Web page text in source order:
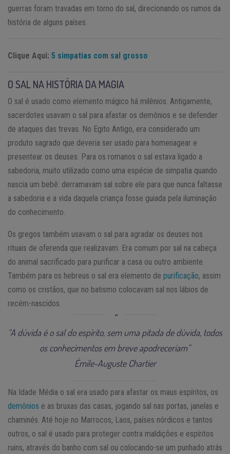
guerras foram travadas em torno do sal, direcionando os rumos da
história de alguns países.
Clique Aqui: 5 simpatias com sal grosso
O SAL NA HISTÓRIA DA MAGIA
O sal é usado como elemento mágico há milênios. Antigamente,
sacerdotes usavam o sal para afastar os demônios e se defender
de ataques das trevas. No Egito Antigo, era considerado um
produto sagrado que deveria ser usado para homenagear e
presentear os deuses. Para os romanos o sal estava ligado a
sabedoria, muito utilizado como uma espécie de simpatia quando
nascia um bebê: derramavam sal sobre ele para que nunca faltasse
a sabedoria e a vida daquela criança fosse guiada pela iluminação
do conhecimento.
Os gregos também usavam o sal para agradar os deuses nos
rituais de oferenda que realizavam. Era comum por sal na cabeça
do animal sacrificado para purificar a casa ou outro ambiente.
Também para os hebreus o sal era elemento de purificação, assim
como os cristãos, que no batismo colocavam sal nos lábios de
recém-nascidos.
“A dúvida é o sal do espírito, sem uma pitada de dúvida, todos
os conhecimentos em breve apodreceriam”
Émile-Auguste Chartier
Na Idade Média o sal era usado para afastar os maus espíritos, os
demônios e as bruxas das casas, jogando sal nas portas, janelas e
chaminés. Até hoje no Marrocos, Laos, países nórdicos e tantos
outros, o sal é usado para proteger contra maldições e espíritos
ruins, através do banho com sal ou colocando-se um punhado atrás